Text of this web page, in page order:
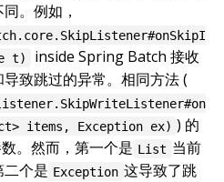
。例如，
t)
inside Spring Batch 接收
致跳过的异常。相同方法 (
items, Exception ex) ) 的
。然而，第一个是 List 当前
个是 Exception 这导致了跳